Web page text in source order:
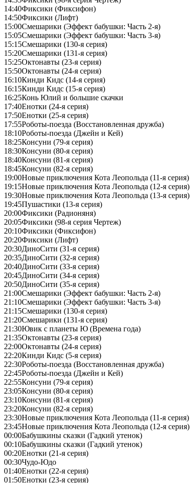
14:40Фиксики (Фиксифон)
14:50Фиксики (Лифт)
15:00Смешарики (Эффект бабушки: Часть 2-я)
15:05Смешарики (Эффект бабушки: Часть 3-я)
15:15Смешарики (130-я серия)
15:20Смешарики (131-я серия)
15:25Октонавты (23-я серия)
15:50Октонавты (24-я серия)
16:10Кинди Кидс (14-я серия)
16:15Кинди Кидс (15-я серия)
16:25Конь Юлий и большие скачки
17:40Енотки (24-я серия)
17:50Енотки (25-я серия)
17:55Роботы-поезда (Восстановленная дружба)
18:10Роботы-поезда (Джейн и Кей)
18:25Консуни (79-я серия)
18:30Консуни (80-я серия)
18:40Консуни (81-я серия)
18:45Консуни (82-я серия)
19:00Новые приключения Кота Леопольда (11-я серия)
19:15Новые приключения Кота Леопольда (12-я серия)
19:30Новые приключения Кота Леопольда (13-я серия)
19:45Пушастики (13-я серия)
20:00Фиксики (Радионяня)
20:05Фиксики (98-я серия Чертеж)
20:10Фиксики (Фиксифон)
20:20Фиксики (Лифт)
20:30ДиноСити (31-я серия)
20:35ДиноСити (32-я серия)
20:40ДиноСити (33-я серия)
20:45ДиноСити (34-я серия)
20:50ДиноСити (35-я серия)
21:00Смешарики (Эффект бабушки: Часть 2-я)
21:10Смешарики (Эффект бабушки: Часть 3-я)
21:15Смешарики (130-я серия)
21:20Смешарики (131-я серия)
21:30Ювик с планеты Ю (Времена года)
21:35Октонавты (23-я серия)
22:00Октонавты (24-я серия)
22:20Кинди Кидс (5-я серия)
22:30Роботы-поезда (Восстановленная дружба)
22:45Роботы-поезда (Джейн и Кей)
22:55Консуни (79-я серия)
23:05Консуни (80-я серия)
23:10Консуни (81-я серия)
23:20Консуни (82-я серия)
23:30Новые приключения Кота Леопольда (11-я серия)
23:45Новые приключения Кота Леопольда (12-я серия)
00:00Бабушкины сказки (Гадкий утенок)
00:10Бабушкины сказки (Гадкий утенок)
00:20Енотки (21-я серия)
00:30Чудо-Юдо
01:40Енотки (22-я серия)
01:50Енотки (23-я серия)